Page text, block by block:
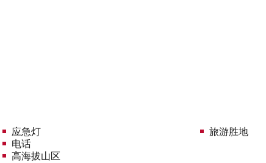
应急灯
电话
高海拔山区
旅游胜地